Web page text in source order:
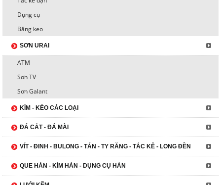
Dụng cụ
Băng keo
SƠN URAI
ATM
Sơn TV
Sơn Galant
KÌM - KÉO CÁC LOẠI
ĐÁ CẮT - ĐÁ MÀI
VÍT - ĐINH - BULONG - TÁN - TY RĂNG - TẮC KÊ - LONG ĐỀN
QUE HÀN - KÌM HÀN - DỤNG CỤ HÀN